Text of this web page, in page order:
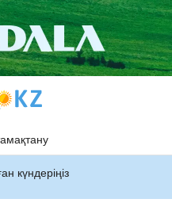
күндеріңіз